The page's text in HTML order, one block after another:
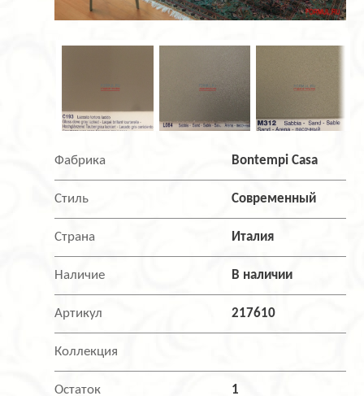
Фабрика Bontempi Casa
Стиль Современный
Страна Италия
Наличие В наличии
Артикул 217610
Коллекция
Остаток 1